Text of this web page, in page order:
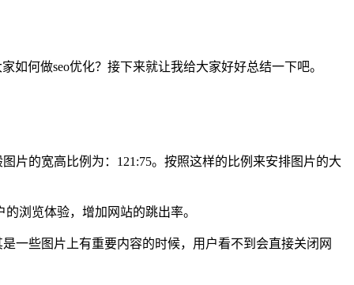
如何做seo优化？接下来就让我给大家好好总结一下吧。
片的宽高比例为：121:75。按照这样的比例来安排图片的大
浏览体验，增加网站的跳出率。
一些图片上有重要内容的时候，用户看不到会直接关闭网